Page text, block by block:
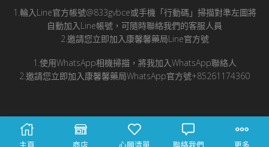
1.輪入Line官方帳號@833gvbce或手機「行動碼」掃描對準左圖將
自動加入Line帳號，可隨時聯絡我們的客服人員
2.邀請您立即加入康馨馨藥局Line官方號
1.使用WhatsApp相機掃描，將我加入WhatsApp聯絡人
2.邀請您立即加入康馨馨藥局WhatsApp官方號+85261174360
© 2025 康馨馨國際醫藥有限公司版所有
主頁 商店 心願清單 聯絡我們 更多